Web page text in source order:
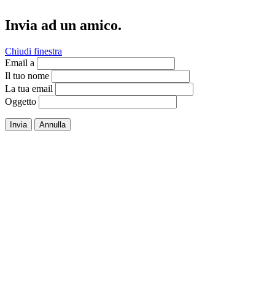
Invia ad un amico.
Chiudi finestra
Email a
Il tuo nome
La tua email
Oggetto
Invia Annulla